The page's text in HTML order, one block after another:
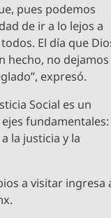
pues podemos
de ir a lo lejos a
El día que
hecho, no dejamos
expresó.
Social es un
fundamentales:
la justicia y la
a visitar ingresa